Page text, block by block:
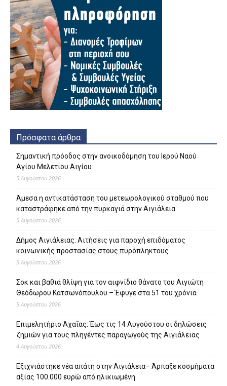
Πρόσφατα άρθρα
Σημαντική πρόοδος στην ανοικοδόμηση του Ιερού Ναού
Αγίου Μελετίου Αιγίου
5 Αυγούστου 2026
Άμεσα η αντικατάσταση του μετεωρολογικού σταθμού που
καταστράφηκε από την πυρκαγιά στην Αιγιάλεια
5 Αυγούστου 2026
Δήμος Αιγιάλειας: Αιτήσεις για παροχή επιδόματος
κοινωνικής προστασίας στους πυρόπληκτους
5 Αυγούστου 2026
Σοκ και βαθιά θλίψη για τον αιφνίδιο θάνατο του Αιγιώτη
Θεόδωρου Κατσωνόπουλου – Έφυγε στα 51 του χρόνια
5 Αυγούστου 2026
Επιμελητήριο Αχαΐας: Έως τις 14 Αυγούστου οι δηλώσεις
ζημιών για τους πληγέντες παραγωγούς της Αιγιάλειας
4 Αυγούστου 2026
Εξιχνιάστηκε νέα απάτη στην Αιγιάλεια– Άρπαξε κοσμήματα
αξίας 100.000 ευρώ από ηλικιωμένη